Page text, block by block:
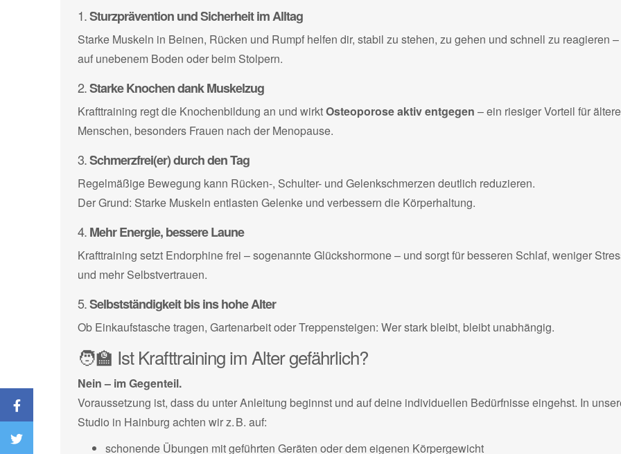
1.Sturzprävention und Sicherheit im Alltag
Starke Muskeln in Beinen, Rücken und Rumpf helfen dir, stabil zu stehen, zu gehen und schnell zu reagieren –
auf unebenem Boden oder beim Stolpern.
2.Starke Knochen dank Muskelzug
Krafttraining regt die Knochenbildung an und wirktOsteoporose aktiv entgegen – ein riesiger Vorteil für ältere
Menschen, besonders Frauen nach der Menopause.
3.Schmerzfrei(er) durch den Tag
Regelmäßige Bewegung kann Rücken-, Schulter- und Gelenkschmerzen deutlich reduzieren.
Der Grund: Starke Muskeln entlasten Gelenke und verbessern die Körperhaltung.
4.Mehr Energie, bessere Laune
Krafttraining setzt Endorphine frei – sogenannte Glückshormone – und sorgt für besseren Schlaf, weniger
und mehr Selbstvertrauen.
5.Selbstständigkeit bis ins hohe Alter
Ob Einkaufstasche tragen, Gartenarbeit oder Treppensteigen: Wer stark bleibt, bleibt unabhängig.
🧑‍🏫 Ist Krafttraining im Alter gefährlich?
Nein – im Gegenteil.
Voraussetzung ist, dass du unter Anleitung beginnst und auf deine individuellen Bedürfnisse eingehst. In
Studio in Hainburg achten wir z. B. auf:
schonende Übungen mit geführten Geräten oder dem eigenen Körpergewicht